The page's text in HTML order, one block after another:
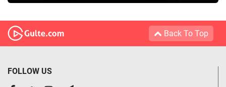
Back To Top
FOLLOW US